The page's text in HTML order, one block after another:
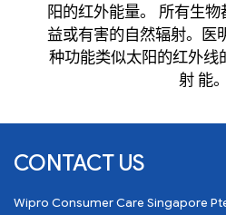
阳的红外能量。 所有生
益或有害的自然辐射。医
种功能类似太阳的红外线
射 能。
CONTACT US
Wipro Consumer Care Singapore